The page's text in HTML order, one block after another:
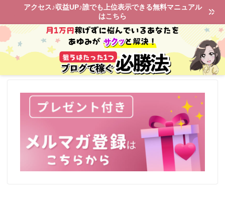
アクセス♪収益UP♪誰でも上位表示できる無料マニュアル
はこちら